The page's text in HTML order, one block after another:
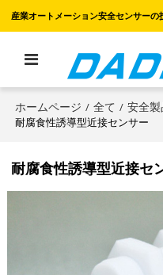
産業オートメーション安全センサーの
ホームページ / 全て / 安全製
耐腐食性誘導型近接センサー
耐腐食性誘導型近接セ